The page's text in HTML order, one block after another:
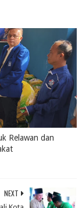
Relawan dan
NEXT